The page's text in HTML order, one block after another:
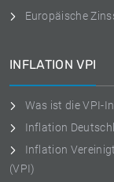
Europäische
INFLATION VPI
Was ist die VPI-
Inflation
Inflation
(VPI)